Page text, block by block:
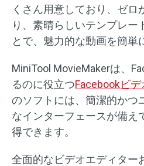
くさん用意しており、ゼロ
り、素晴らしいテンプレー
とで、魅力的な動画を簡単
MiniTool MovieMakerは、
るのに役立つFacebookビ
のソフトには、簡潔的かつ
なインターフェースが備え
得できます。
全面的なビデオエディター